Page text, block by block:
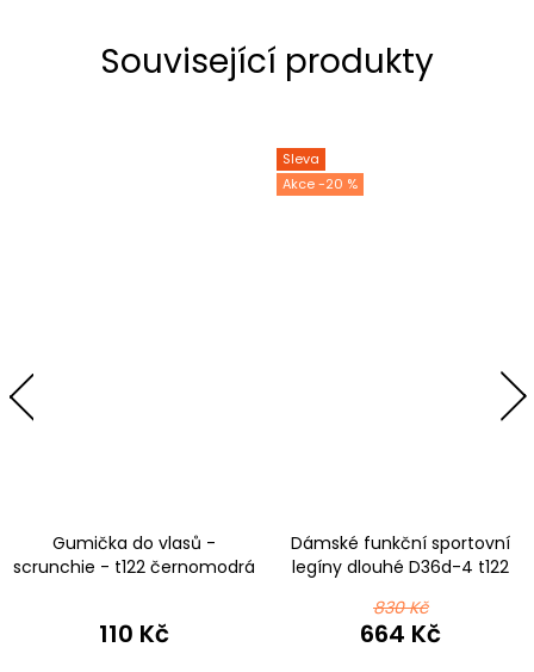
Související produkty
Gumička do vlasů -
scrunchie - t122 černomodrá
110 Kč
Sleva
-20 %
Dámské funkční sportovní
legíny dlouhé D36d-4 t122
830 Kč
664 Kč